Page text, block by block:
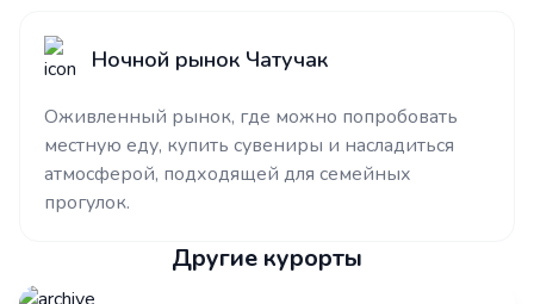
Ночной рынок Чатучак
Оживленный рынок, где можно попробовать
местную еду, купить сувениры и насладиться
атмосферой, подходящей для семейных
прогулок.
Другие курорты